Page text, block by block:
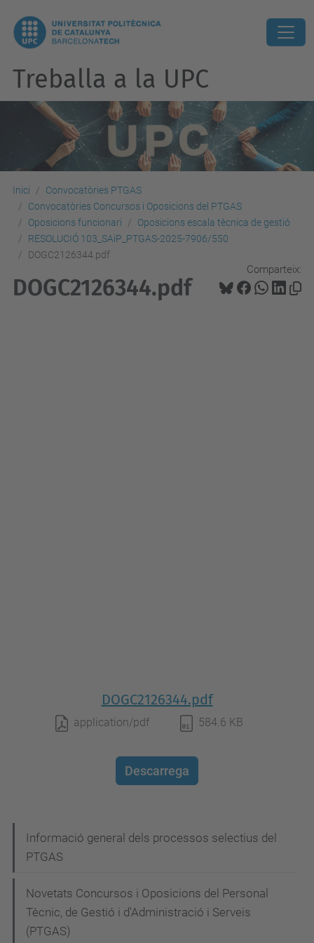
Treballa a la UPC
Inici
Convocatòries PTGAS
Convocatòries Concursos i Oposicions del PTGAS
Oposicions funcionari
Oposicions escala tècnica de gestió
RESOLUCIÓ 103_SAiP_PTGAS-2025-7906/550
DOGC2126344.pdf
Comparteix:
DOGC2126344.pdf
DOGC2126344.pdf
application/pdf 584.6 KB
Descarrega
Informació general dels processos selectius del
PTGAS
Novetats Concursos i Oposicions del Personal
Tècnic, de Gestió i d'Administració i Serveis
(PTGAS)